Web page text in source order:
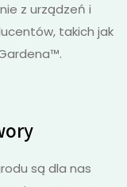
z urządzeń i
takich jak
są dla nas